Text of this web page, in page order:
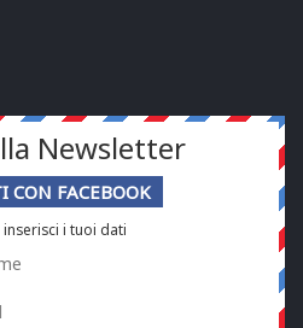
Newsletter
CON FACEBOOK
i tuoi dati